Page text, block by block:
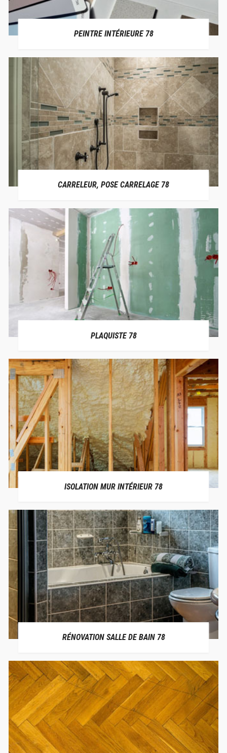
PEINTRE INTÉRIEURE 78
CARRELEUR, POSE CARRELAGE 78
PLAQUISTE 78
ISOLATION MUR INTÉRIEUR 78
RÉNOVATION SALLE DE BAIN 78